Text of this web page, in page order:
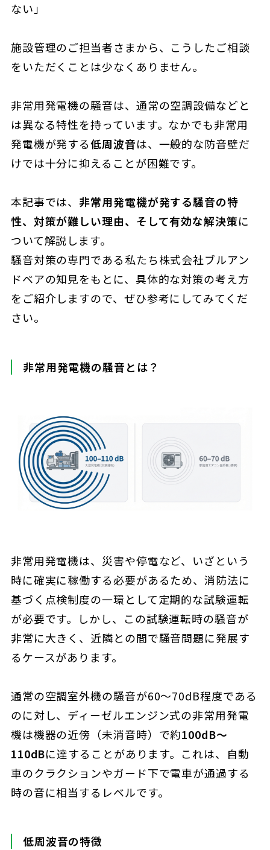
ない」
施設管理のご担当者さまから、こうしたご相談
をいただくことは少なくありません。
非常用発電機の騒音は、通常の空調設備などと
は異なる特性を持っています。なかでも非常用
発電機が発する低周波音は、一般的な防音壁だ
けでは十分に抑えることが困難です。
本記事では、非常用発電機が発する騒音の特
性、対策が難しい理由、そして有効な解決策に
ついて解説します。
騒音対策の専門である私たち株式会社ブルアン
ドベアの知見をもとに、具体的な対策の考え方
をご紹介しますので、ぜひ参考にしてみてくだ
さい。
非常用発電機の騒音とは？
非常用発電機は、災害や停電など、いざという
時に確実に稼働する必要があるため、消防法に
基づく点検制度の一環として定期的な試験運転
が必要です。しかし、この試験運転時の騒音が
非常に大きく、近隣との間で騒音問題に発展す
るケースがあります。
通常の空調室外機の騒音が60〜70dB程度である
のに対し、ディーゼルエンジン式の非常用発電
機は機器の近傍（未消音時）で約100dB〜
110dBに達することがあります。これは、自動
車のクラクションやガード下で電車が通過する
時の音に相当するレベルです。
低周波音の特徴